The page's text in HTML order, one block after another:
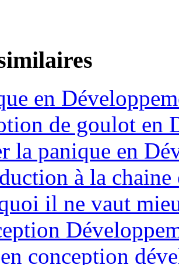
en
de goulot en
la panique en
à la
il ne vaut
conception